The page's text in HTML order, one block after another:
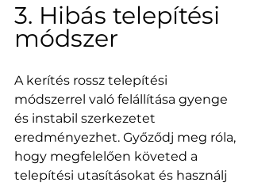
3. Hibás telepítési
módszer
A kerítés rossz telepítési
módszerrel való felállítása gyenge
és instabil szerkezetet
eredményezhet. Győződj meg róla,
hogy megfelelően követed a
telepítési utasításokat és használj